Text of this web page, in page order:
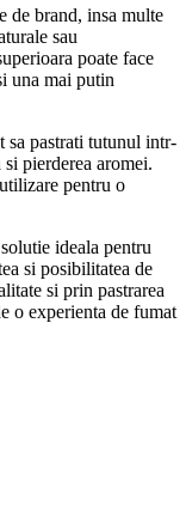
de brand, insa multe
sau
poate face
una mai putin
sa pastrati tutunul intr-
pierderea aromei.
pentru o
ideala pentru
si posibilitatea de
si prin pastrarea
o experienta de fumat